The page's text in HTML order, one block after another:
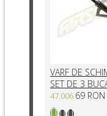
VARF DE
SET DE 3
47.006 69 RON